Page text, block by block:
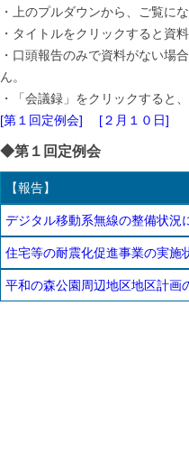
・上のプルダウンから、ご覧に
・タイトルをクリックすると資
・口頭報告のみで資料がない場
ん。
・「会議録」をクリックすると
[第１回定例会]
[２月１０日]
◆第１回定例会
【報告】
デジタル移動系無線の整備状況
住宅等の耐震化促進事業の実施
平和の森公園周辺地区地区計画